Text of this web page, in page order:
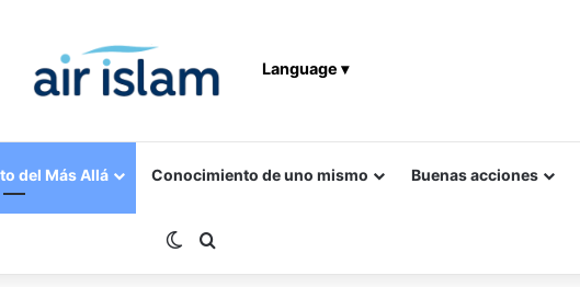
Language ▾
del Más Allá Conocimiento de uno mismo Buenas acciones
Switch skin